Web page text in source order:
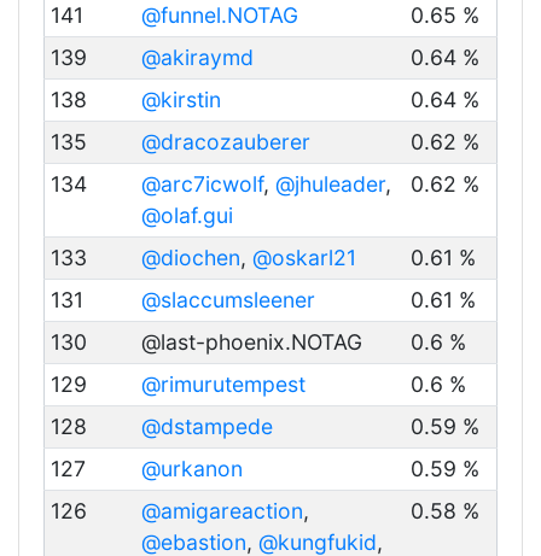
141
@funnel.NOTAG
0.65 %
139
@akiraymd
0.64 %
138
@kirstin
0.64 %
135
@dracozauberer
0.62 %
134
@arc7icwolf, @jhuleader,
@olaf.gui
0.62 %
133 @diochen, @oskarl21
0.61 %
131
@slaccumsleener
0.61 %
130
@last-phoenix.NOTAG
0.6 %
129
@rimurutempest
0.6 %
128
@dstampede
0.59 %
127
@urkanon
0.59 %
126
@amigareaction,
@ebastion, @kungfukid,
0.58 %